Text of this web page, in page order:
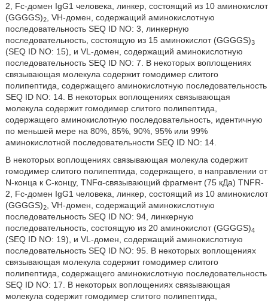
2, Fc-домен IgG1 человека, линкер, состоящий из 10 аминокислот
(GGGGS)2, VH-домен, содержащий аминокислотную
последовательность SEQ ID NO: 3, линкерную
последовательность, состоящую из 15 аминокислот (GGGGS)3
(SEQ ID NO: 15), и VL-домен, содержащий аминокислотную
последовательность SEQ ID NO: 7. В некоторых воплощениях
связывающая молекула содержит гомодимер слитого
полипептида, содержащего аминокислотную последовательность
SEQ ID NO: 14. В некоторых воплощениях связывающая
молекула содержит гомодимер слитого полипептида,
содержащего аминокислотную последовательность, идентичную
по меньшей мере на 80%, 85%, 90%, 95% или 99%
аминокислотной последовательности SEQ ID NO: 14.
В некоторых воплощениях связывающая молекула содержит
гомодимер слитого полипептида, содержащего, в направлении от
N-конца к C-концу, TNFα-связывающий фрагмент (75 кДа) TNFR-
2, Fc-домен IgG1 человека, линкер, состоящий из 10 аминокислот
(GGGGS)2, VH-домен, содержащий аминокислотную
последовательность SEQ ID NO: 94, линкерную
последовательность, состоящую из 20 аминокислот (GGGGS)4
(SEQ ID NO: 19), и VL-домен, содержащий аминокислотную
последовательность SEQ ID NO: 95. В некоторых воплощениях
связывающая молекула содержит гомодимер слитого
полипептида, содержащего аминокислотную последовательность
SEQ ID NO: 17. В некоторых воплощениях связывающая
молекула содержит гомодимер слитого полипептида,